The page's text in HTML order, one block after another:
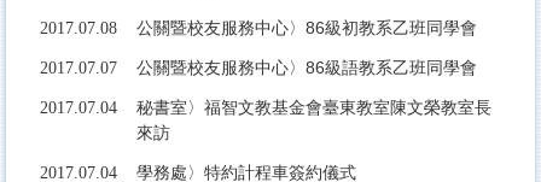
2017.07.08 公關暨校友服務中心〉86級初教系乙班同學會
2017.07.07 公關暨校友服務中心〉86級語教系乙班同學會
2017.07.04
秘書室〉福智文教基金會臺東教室陳文榮教室長
來訪
2017.07.04 學務處〉特約計程車簽約儀式